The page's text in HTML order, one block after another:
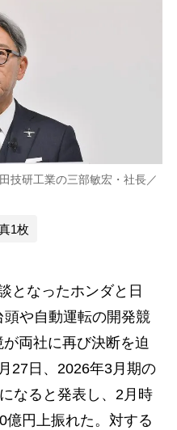
技研工業の三部敏宏・社長／
1枚
となったホンダと日
や自動運転の開発競
両社に再び決断を迫
27日、2026年3月期の
なると発表し、2月時
億円上振れた。対する